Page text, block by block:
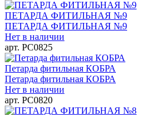
ПЕТАРДА ФИТИЛЬНАЯ №9
ПЕТАРДА ФИТИЛЬНАЯ №9
Нет в наличии
арт. РС0825
Петарда фитильная КОБРА
Петарда фитильная КОБРА
Нет в наличии
арт. РС0820